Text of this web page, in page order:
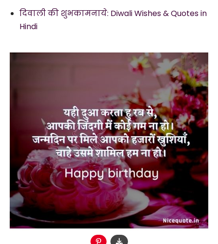
दिवाली की शुभकामनाये: Diwali Wishes & Quotes in
Hindi